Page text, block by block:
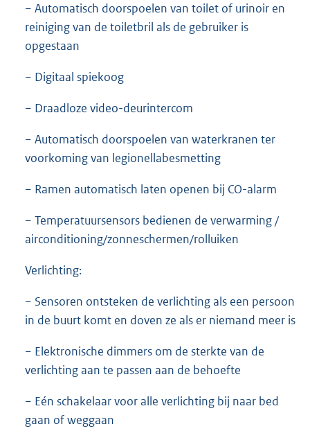
− Automatisch doorspoelen van toilet of urinoir en
reiniging van de toiletbril als de gebruiker is
opgestaan
− Digitaal spiekoog
− Draadloze video-deurintercom
− Automatisch doorspoelen van waterkranen ter
voorkoming van legionellabesmetting
− Ramen automatisch laten openen bij CO-alarm
− Temperatuursensors bedienen de verwarming /
airconditioning/zonneschermen/rolluiken
Verlichting:
− Sensoren ontsteken de verlichting als een persoon
in de buurt komt en doven ze als er niemand meer is
− Elektronische dimmers om de sterkte van de
verlichting aan te passen aan de behoefte
− Eén schakelaar voor alle verlichting bij naar bed
gaan of weggaan